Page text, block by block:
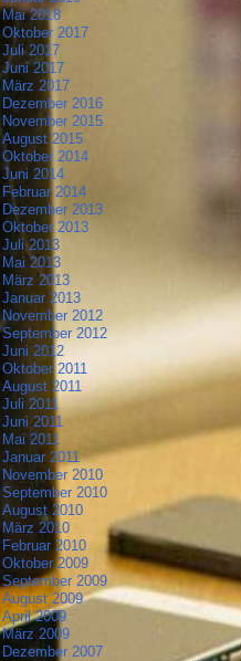
Mai 2018
Oktober 2017
Juli 2017
Juni 2017
März 2017
Dezember 2016
November 2015
August 2015
Oktober 2014
Juni 2014
Februar 2014
Dezember 2013
Oktober 2013
Juli 2013
Mai 2013
März 2013
Januar 2013
November 2012
September 2012
Juni 2012
Oktober 2011
August 2011
Juli 2011
Juni 2011
Mai 2011
Januar 2011
November 2010
September 2010
August 2010
März 2010
Februar 2010
Oktober 2009
September 2009
August 2009
April 2009
März 2009
Dezember 2007